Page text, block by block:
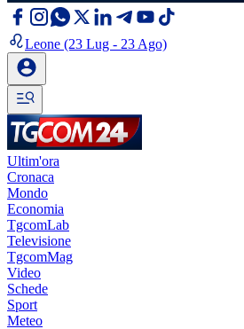
Leone (23 Lug - 23 Ago)
Ultim'ora
Cronaca
Mondo
Economia
TgcomLab
Televisione
TgcomMag
Video
Schede
Sport
Meteo